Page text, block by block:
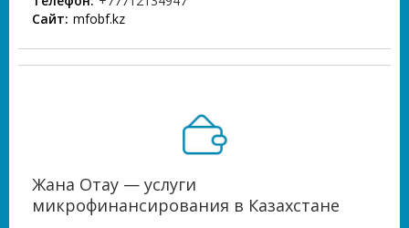
Сайт: mfobf.kz
Жана Отау — услуги
микрофинансирования в Казахстане